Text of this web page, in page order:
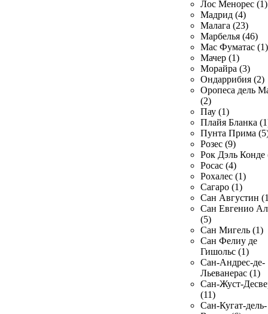
Лос Менорес (1)
Мадрид (4)
Малага (23)
Марбелья (46)
Мас Фуматас (1)
Мачер (1)
Морайра (3)
Ондаррибия (2)
Оропеса дель
(2)
Пау (1)
Плайя Бланка
Пунта Прима
Розес (9)
Рок Дэль Конде
Росас (4)
Рохалес (1)
Сагаро (1)
Сан Августин
Сан Евгенио
(5)
Сан Мигель (1)
Сан Фелиу де
Гишольс (1)
Сан-Андрес-де-
Льеванерас (1)
Сан-Жуст-
(11)
Сан-Кугат-дель-